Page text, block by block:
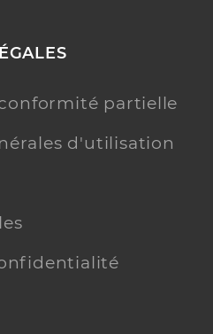
partielle
d'utilisation